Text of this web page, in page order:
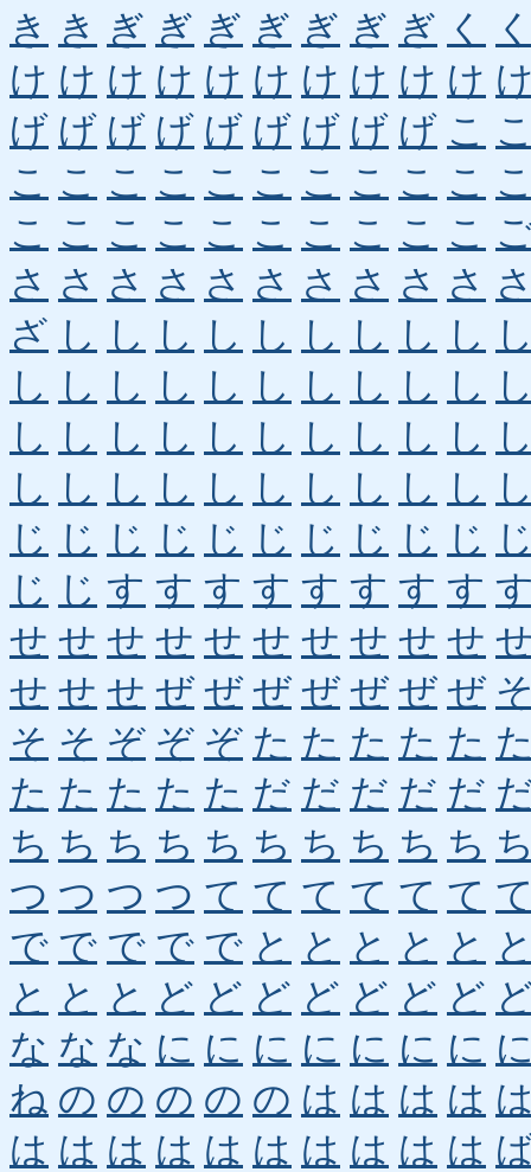
き き ぎ ぎ ぎ ぎ ぎ ぎ ぎ く
け け け け け け け け け け
げ げ げ げ げ げ げ げ げ こ
こ こ こ こ こ こ こ こ こ こ
こ こ こ こ こ こ こ こ こ こ
さ さ さ さ さ さ さ さ さ さ
ざ し し し し し し し し し
し し し し し し し し し し
し し し し し し し し し し
し し し し し し し し し し
じ じ じ じ じ じ じ じ じ じ
じ じ す す す す す す す す
せ せ せ せ せ せ せ せ せ せ
せ せ せ ぜ ぜ ぜ ぜ ぜ ぜ ぜ
そ そ ぞ ぞ ぞ た た た た た
た た た た た だ だ だ だ だ
ち ち ち ち ち ち ち ち ち ち
つ つ つ つ て て て て て て
で で で で で と と と と と
と と と ど ど ど ど ど ど ど
な な な に に に に に に に
ね の の の の の は は は は
は は は は は は は は は は